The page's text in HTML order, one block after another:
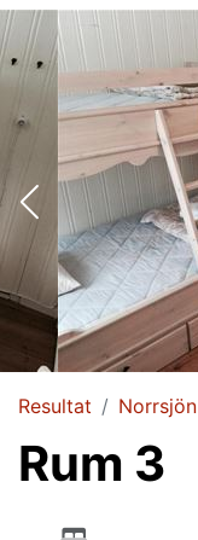
Resultat Norrsjön
Rum 3